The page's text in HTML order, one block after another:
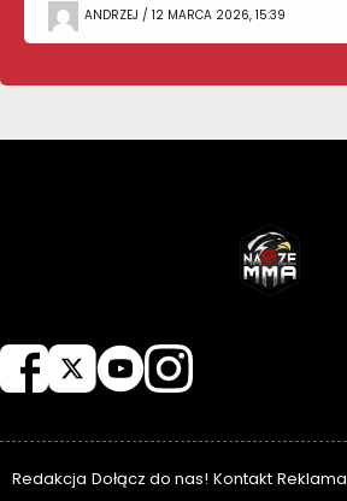
ANDRZEJ / 12 MARCA 2026, 15:39
Redakcja Dołącz do nas! Kontakt Reklama